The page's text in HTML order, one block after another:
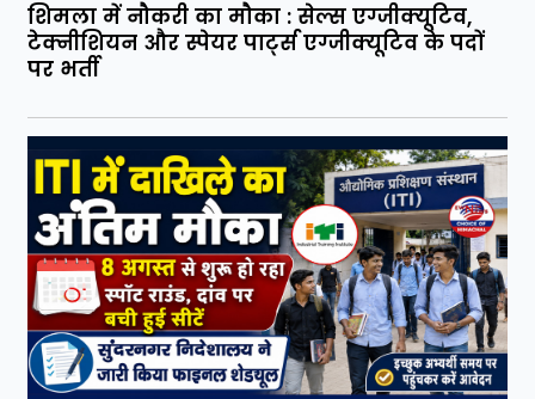
शिमला में नौकरी का मौका : सेल्स एग्जीक्यूटिव,
टेक्नीशियन और स्पेयर पार्ट्स एग्जीक्यूटिव के पदों
पर भर्ती